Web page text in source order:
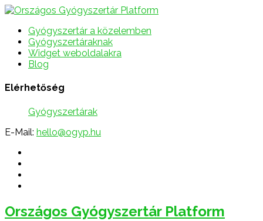
Gyógyszertár a közelemben
Gyógyszertáraknak
Widget weboldalakra
Blog
Elérhetőség
Gyógyszertárak
E-Mail: hello@ogyp.hu
Országos Gyógyszertár Platform